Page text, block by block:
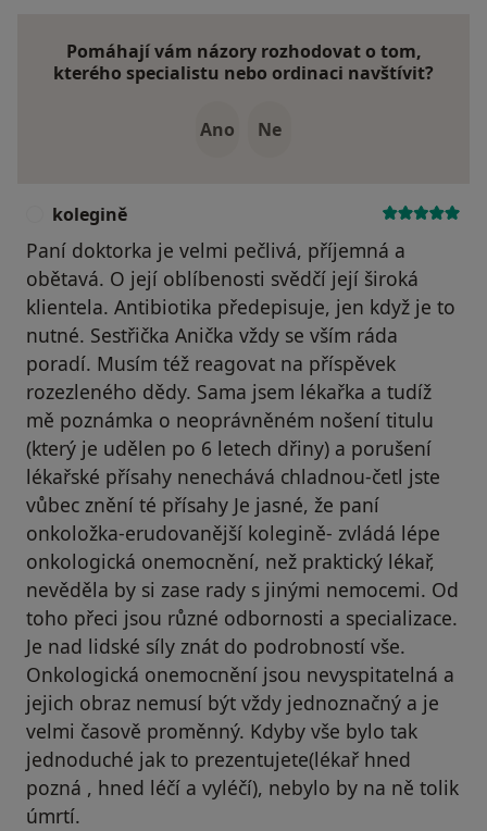
Pomáhají vám názory rozhodovat o tom,
kterého specialistu nebo ordinaci navštívit?
Ano Ne
kolegině
Paní doktorka je velmi pečlivá, příjemná a
obětavá. O její oblíbenosti svědčí její široká
klientela. Antibiotika předepisuje, jen když je to
nutné. Sestřička Anička vždy se vším ráda
poradí. Musím též reagovat na příspěvek
rozezleného dědy. Sama jsem lékařka a tudíž
mě poznámka o neoprávněném nošení titulu
(který je udělen po 6 letech dřiny) a porušení
lékařské přísahy nenechává chladnou-četl jste
vůbec znění té přísahy Je jasné, že paní
onkoložka-erudovanější kolegině- zvládá lépe
onkologická onemocnění, než praktický lékař,
nevěděla by si zase rady s jinými nemocemi. Od
toho přeci jsou různé odbornosti a specializace.
Je nad lidské síly znát do podrobností vše.
Onkologická onemocnění jsou nevyspitatelná a
jejich obraz nemusí být vždy jednoznačný a je
velmi časově proměnný. Kdyby vše bylo tak
jednoduché jak to prezentujete(lékař hned
pozná , hned léčí a vyléčí), nebylo by na ně tolik
úmrtí.